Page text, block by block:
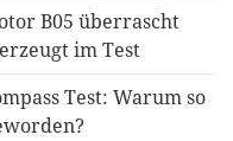
B05 überrascht
im Test
Test: Warum so